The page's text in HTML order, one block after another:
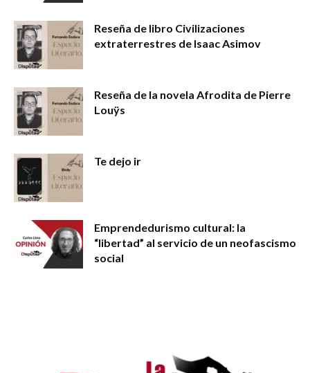
Reseña de libro Civilizaciones
extraterrestres de Isaac Asimov
Reseña de la novela Afrodita de Pierre
Louÿs
Te dejo ir
Emprendedurismo cultural: la
“libertad” al servicio de un neofascismo
social